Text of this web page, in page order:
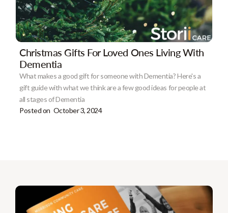
Christmas Gifts For Loved Ones Living With
Dementia
What makes a good gift for someone with Dementia? Here's a
gift guide with what we think are a few good ideas for people at
all stages of Dementia
Posted on October 3, 2024